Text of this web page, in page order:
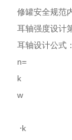
修罐安全规范
耳轴强度设计
耳轴设计公式
n=
k
w
⋅k